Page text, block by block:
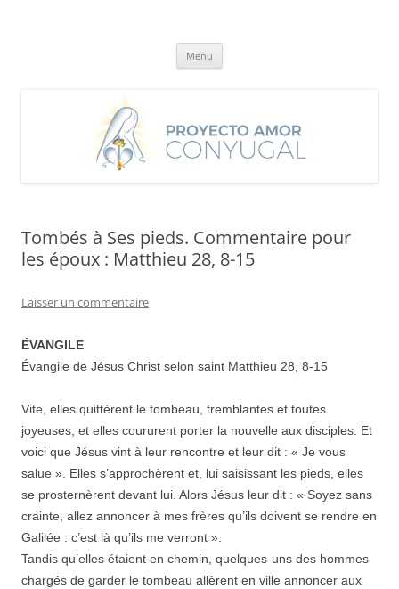
Menu
Tombés à Ses pieds. Commentaire pour
les époux : Matthieu 28, 8-15
Laisser un commentaire
ÉVANGILE
Évangile de Jésus Christ selon saint Matthieu 28, 8-15
Vite, elles quittèrent le tombeau, tremblantes et toutes
joyeuses, et elles coururent porter la nouvelle aux disciples. Et
voici que Jésus vint à leur rencontre et leur dit : « Je vous
salue ». Elles s’approchèrent et, lui saisissant les pieds, elles
se prosternèrent devant lui. Alors Jésus leur dit : « Soyez sans
crainte, allez annoncer à mes frères qu’ils doivent se rendre en
Galilée : c’est là qu’ils me verront ».
Tandis qu’elles étaient en chemin, quelques-uns des hommes
chargés de garder le tombeau allèrent en ville annoncer aux